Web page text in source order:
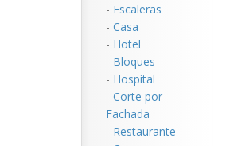
- Escaleras
- Casa
- Hotel
- Bloques
- Hospital
- Corte por
Fachada
- Restaurante